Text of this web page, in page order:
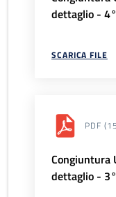
dettaglio -
SCARICA FILE
PDF
Congiuntura
dettaglio -